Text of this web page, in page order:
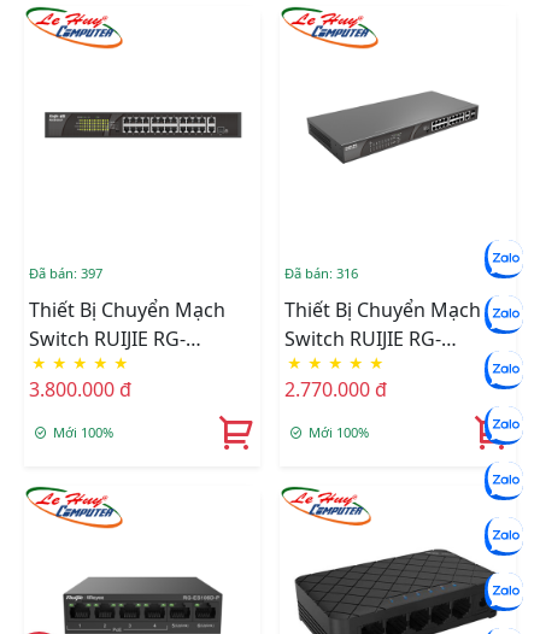
Đã bán: 397
Thiết Bị Chuyển Mạch
Switch RUIJIE RG-
ES126S-LP 24 Port
10/100Mbps + 1 Gigabit
RJ45 Port + 1 Gigabit
★ ★ ★ ★ ★
3.800.000 đ
Mới 100%
Đã bán: 316
Thiết Bị Chuyển Mạch
Switch RUIJIE RG-
ES118S-LP 16 Port
100Mbps + 2 Gigabit
RJ45/SFP
★ ★ ★ ★ ★
2.770.000 đ
Mới 100%